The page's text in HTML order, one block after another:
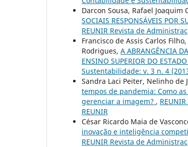
Darcon Sousa, Rafael Joaquim
SOCIAIS RESPONSÁVEIS POR
REUNIR Revista de
Francisco de Assis Carlos
Rodrigues, A ABRANGÊNCIA
ENSINO SUPERIOR DO
Sustentabilidade: v. 3 n. 4
Sandra Laci Peiter, Nelinho de
tempos de pandemia: Como
gerenciar a imagem? ,
REUNIR
César Ricardo Maia de
inovação e inteligência
REUNIR Revista de